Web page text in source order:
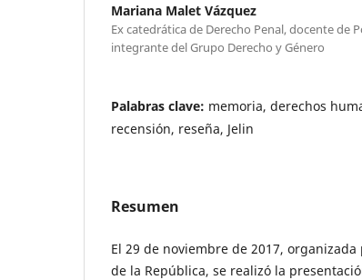
Mariana Malet Vázquez
Ex catedrática de Derecho Penal, docente de
integrante del Grupo Derecho y Género
Palabras clave: memoria, derechos
recensión, reseña, Jelin
Resumen
El 29 de noviembre de 2017,
de la República, se realizó la